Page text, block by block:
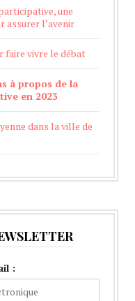
une
assurer l’avenir
faire vivre le débat
à propos de la
en 2023
dans la ville de
: